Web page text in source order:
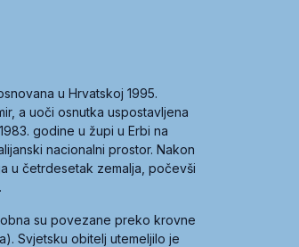
u Hrvatskoj 1995.
a uoči osnutka uspostavljena
godine u župi u Erbi na
nacionalni prostor. Nakon
u četrdesetak zemalja, počevši
su povezane preko krovne
Svjetsku obitelj utemeljilo je